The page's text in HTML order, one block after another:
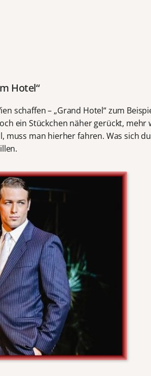
Hotel“
schaffen – „Grand Hotel“ zum
ein Stückchen näher gerückt, mehr
muss man hierher fahren. Was sich